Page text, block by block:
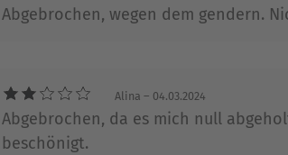
Abgebrochen, wegen dem gendern.
Alina – 04.03.2024
Abgebrochen, da es mich null
beschönigt.